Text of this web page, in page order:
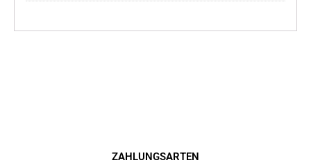
ZAHLUNGSARTEN